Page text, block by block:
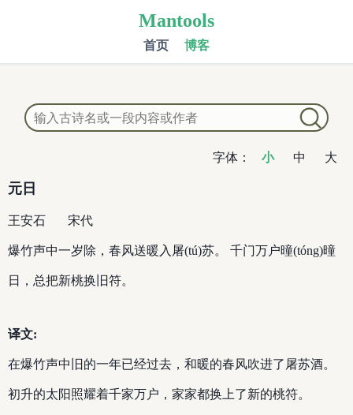
Mantools
首页 博客
字体： 小 中 大
元日
王安石 宋代
爆竹声中一岁除，春风送暖入屠(tú)苏。 千门万户曈(tóng)曈
日，总把新桃换旧符。
译文:
在爆竹声中旧的一年已经过去，和暖的春风吹进了屠苏酒。
初升的太阳照耀着千家万户，家家都换上了新的桃符。